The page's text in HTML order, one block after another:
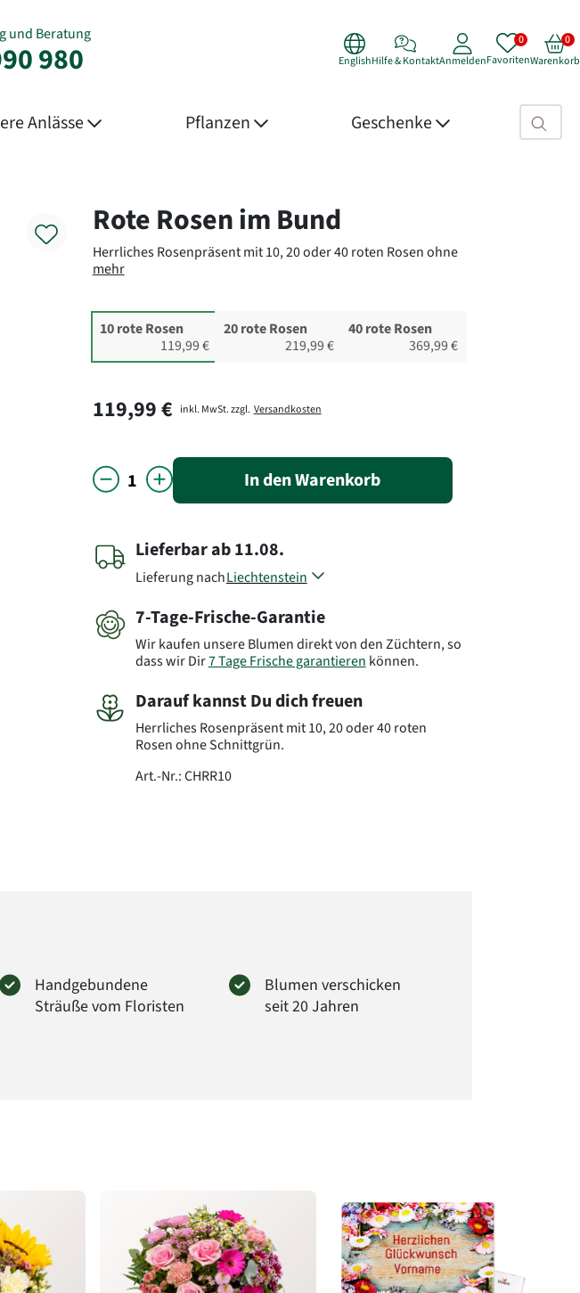
und Beratung
980 EnglishHilfe & KontaktAnmeldenFavoritenWarenkorb
Anlässe Pflanzen Geschenke Suchfeld>
Product Details
Rote Rosen im Bund
Herrliches Rosenpräsent mit 10, 20 oder 40 roten Rosen ohne
mehr
10 rote Rosen
119,99 €
20 rote Rosen
219,99 €
40 rote Rosen
369,99 €
119,99 € inkl. MwSt. zzgl. Versandkosten
In den Warenkorb
Lieferbarab11.08.
Lieferung nachLiechtenstein
Andere Länder, andere Blumen..
7-Tage-Frische-Garantie
Wir kaufen unsere Blumen direkt von den Züchtern, so
dass wir Dir7 Tage Frische garantieren können.
Darauf kannst Du dich freuen
Herrliches Rosenpräsent mit 10, 20 oder 40 roten
Rosen ohne Schnittgrün.
Art.-Nr.:CHRR10
Handgebundene
Sträuße vom Floristen
Blumen verschicken
seit 20 Jahren